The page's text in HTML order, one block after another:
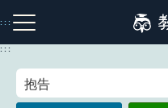
到
主
:::
注音索引圖示 筆畫
:::